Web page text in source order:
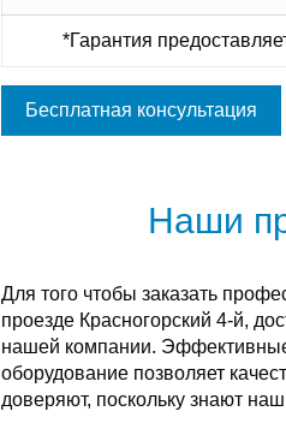
*Гарантия
Бесплатная консультация
Наши
Для того чтобы заказать
проезде Красногорский 4-й,
нашей компании.
оборудование позволяет
доверяют, поскольку знают